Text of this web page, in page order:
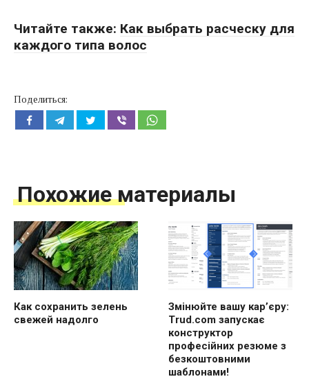
Читайте также: Как выбрать расческу для
каждого типа волос
Поделиться:
Похожие материалы
Как сохранить зелень
свежей надолго
Змінюйте вашу кар’єру:
Trud.com запускає
конструктор
професійних резюме з
безкоштовними
шаблонами!